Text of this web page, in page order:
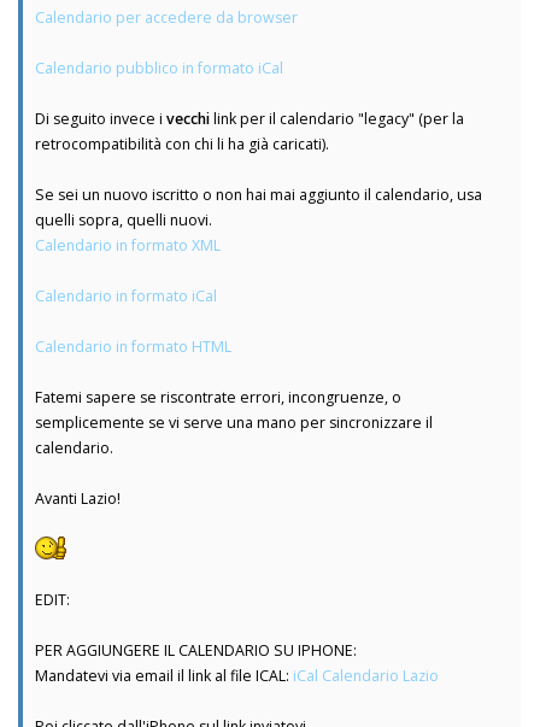
Calendario per accedere da browser
Calendario pubblico in formato iCal
Di seguito invece i vecchilink per il calendario "legacy" (per la
retrocompatibilità con chi li ha già caricati).
Se sei un nuovo iscritto o non hai mai aggiunto il calendario, usa
quelli sopra, quelli nuovi.
Calendario in formato XML
Calendario in formato iCal
Calendario in formato HTML
Fatemi sapere se riscontrate errori, incongruenze, o
semplicemente se vi serve una mano per sincronizzare il
calendario.
Avanti Lazio!
EDIT:
PER AGGIUNGERE IL CALENDARIO SU IPHONE:
Mandatevi via email il link al file ICAL: iCal Calendario Lazio